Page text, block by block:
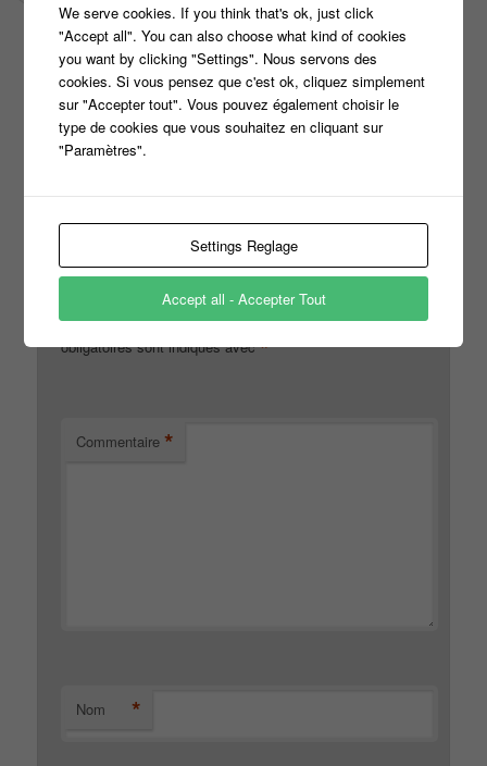
Le9 février 2018 à 12 h 38 min,FERHAT Daniel a dit :
Une nouvelle tête ! ? Pourquoi pase ? La direction gère
bien.J’ai confiance.Bonne continuation.
Laisser un commentaire
Votre adresse e-mail ne sera pas publiée. Les champs
obligatoires sont indiqués avec*
Commentaire *
Nom *
We serve cookies. If you think that's ok, just click
"Accept all". You can also choose what kind of cookies
you want by clicking "Settings". Nous servons des
cookies. Si vous pensez que c'est ok, cliquez simplement
sur "Accepter tout". Vous pouvez également choisir le
type de cookies que vous souhaitez en cliquant sur
"Paramètres".
Settings Reglage
Accept all - Accepter Tout